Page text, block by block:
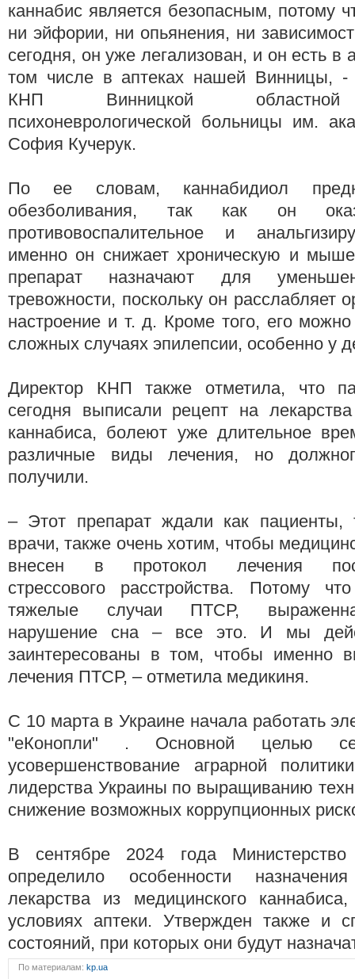
каннабис является безопасным, потому
ни эйфории, ни опьянения, ни
сегодня, он уже легализован, и он есть в
том числе в аптеках нашей Винницы, -
КНП Винницкой областной
психоневрологической больницы им.
София Кучерук.
По ее словам, каннабидиол
обезболивания, так как он
противовоспалительное и
именно он снижает хроническую и
препарат назначают для
тревожности, поскольку он расслабляет
настроение и т. д. Кроме того, его
сложных случаях эпилепсии, особенно у
Директор КНП также отметила, что
сегодня выписали рецепт на
каннабиса, болеют уже длительное
различные виды лечения, но
получили.
– Этот препарат ждали как
врачи, также очень хотим, чтобы
внесен в протокол лечения
стрессового расстройства. Потому
тяжелые случаи ПТСР,
нарушение сна – все это. И мы
заинтересованы в том, чтобы именно
лечения ПТСР, – отметила медикиня.
С 10 марта в Украине начала работать
"еКонопли" . Основной целью
усовершенствование аграрной
лидерства Украины по выращиванию
снижение возможных коррупционных
В сентябре 2024 года Министерство
определило особенности
лекарства из медицинского
условиях аптеки. Утвержден также и
состояний, при которых они будут
По материалам: kp.ua